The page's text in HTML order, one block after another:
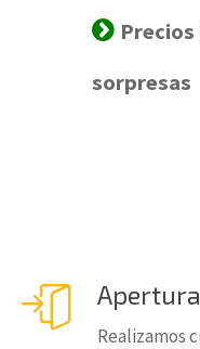
sorpresas
Realizamos